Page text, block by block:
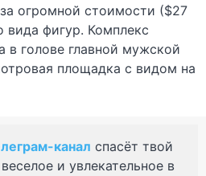
огромной стоимости ($27
вида фигур. Комплекс
в голове главной мужской
площадка с видом на
канал спасёт твой
и увлекательное в